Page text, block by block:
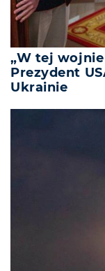
„W tej
Prezydent
Ukrainie